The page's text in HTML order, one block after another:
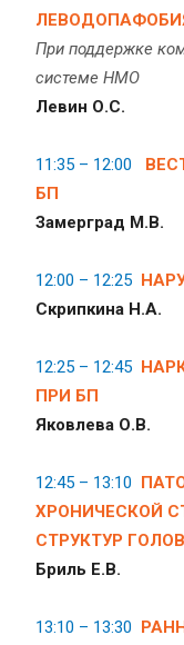
При поддержке
системе НМО
Левин О.С.
11:35 – 12:00
БП
Замерград М.В.
12:00 – 12:25
Скрипкина Н.А.
12:25 – 12:45
ПРИ БП
Яковлева О.В.
12:45 – 13:10
ХРОНИЧЕСКОЙ
СТРУКТУР
Бриль Е.В.
13:10 – 13:30